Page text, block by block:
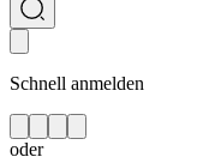
Schnell anmelden
oder